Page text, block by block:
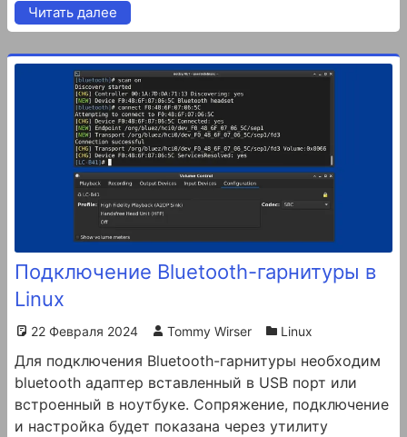
Читать далее
Подключение Bluetooth-гарнитуры в
Linux
22 Февраля 2024 Tommy Wirser Linux
Для подключения Bluetooth-гарнитуры необходим
bluetooth адаптер вставленный в USB порт или
встроенный в ноутбуке. Сопряжение, подключение
и настройка будет показана через утилиту